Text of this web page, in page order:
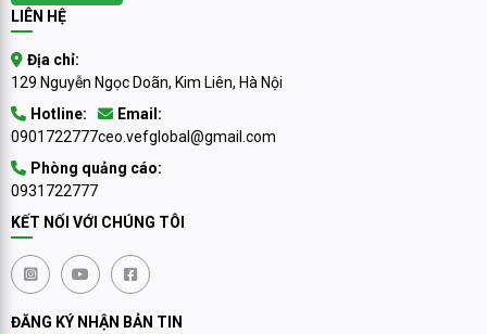
LIÊN HỆ
Địa chỉ:
129 Nguyễn Ngọc Doãn, Kim Liên, Hà Nội
Hotline:
0901722777
Email:
ceo.vefglobal@gmail.com
Phòng quảng cáo:
0931722777
KẾT NỐI VỚI CHÚNG TÔI
ĐĂNG KÝ NHẬN BẢN TIN